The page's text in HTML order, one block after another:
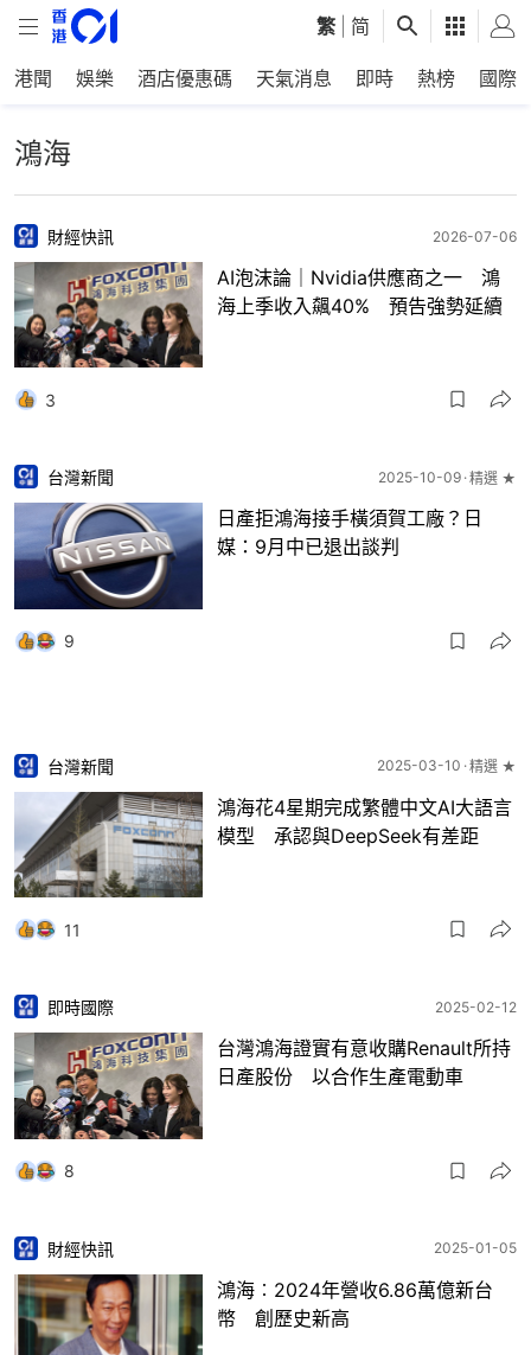
繁 简
港聞 娛樂 酒店優惠碼 天氣消息 即時 熱榜 國際
鴻海
財經快訊 2026-07-06
AI泡沫論｜Nvidia供應商之一 鴻
海上季收入飆40% 預告強勢延續
3
台灣新聞 2025-10-09 精選 ★
日產拒鴻海接手橫須賀工廠？日
媒：9月中已退出談判
9
台灣新聞 2025-03-10 精選 ★
鴻海花4星期完成繁體中文AI大語言
模型 承認與DeepSeek有差距
11
即時國際 2025-02-12
台灣鴻海證實有意收購Renault所持
日產股份 以合作生產電動車
8
財經快訊 2025-01-05
鴻海︰2024年營收6.86萬億新台
幣 創歷史新高